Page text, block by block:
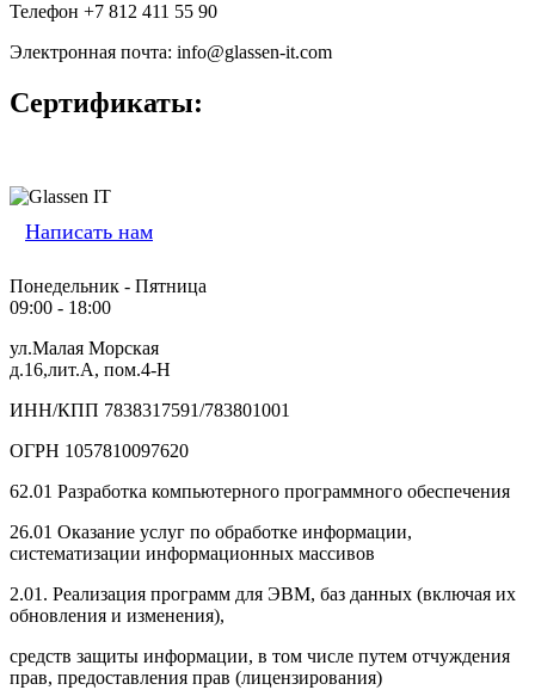
Телефон +7 812 411 55 90
Электронная почта: info@glassen-it.com
Сертификаты:
Написать нам
Понедельник - Пятница
09:00 - 18:00
ул.Малая Морская
д.16,лит.А, пом.4-Н
ИНН/КПП 7838317591/783801001
ОГРН 1057810097620
62.01 Разработка компьютерного программного обеспечения
26.01 Оказание услуг по обработке информации,
систематизации информационных массивов
2.01. Реализация программ для ЭВМ, баз данных (включая их
обновления и изменения),
средств защиты информации, в том числе путем отчуждения
прав, предоставления прав (лицензирования)